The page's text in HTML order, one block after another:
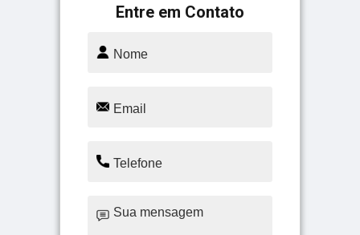
Entre em Contato